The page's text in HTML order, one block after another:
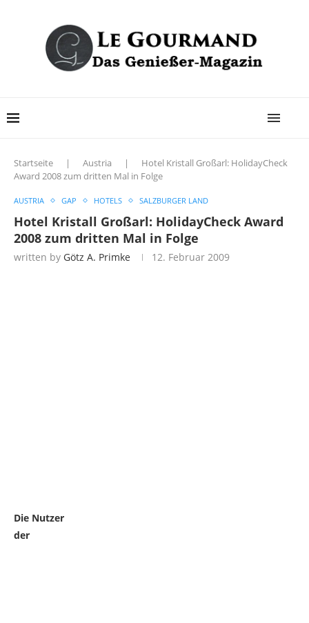
Startseite | Austria |
Hotel Kristall Großarl: HolidayCheck
Award 2008 zum dritten Mal in Folge
AUSTRIA GAP HOTELS SALZBURGER LAND
Hotel Kristall Großarl: HolidayCheck Award
2008 zum dritten Mal in Folge
written by Götz A. Primke 12. Februar 2009
Die Nutzer
der